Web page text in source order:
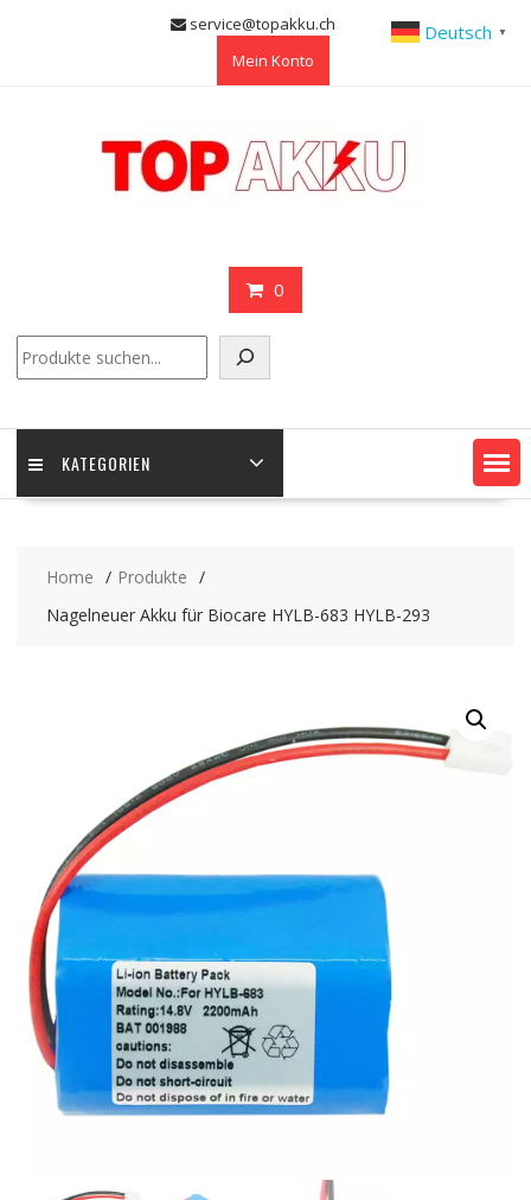
service@topakku.ch
Mein Konto
0
KATEGORIEN
Home
Produkte
Nagelneuer Akku für Biocare HYLB-683 HYLB-293
Deutsch ▼